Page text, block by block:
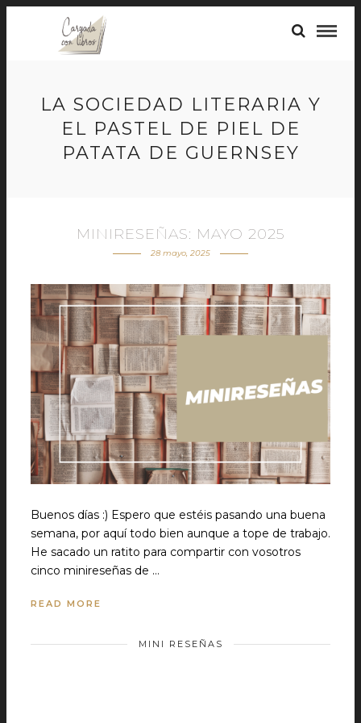
LA SOCIEDAD LITERARIA Y
EL PASTEL DE PIEL DE
PATATA DE GUERNSEY
MINIRESEÑAS: MAYO 2025
28 mayo, 2025
Buenos días :) Espero que estéis pasando una buena
semana, por aquí todo bien aunque a tope de trabajo.
He sacado un ratito para compartir con vosotros
cinco minireseñas de …
READ MORE
MINI RESEÑAS